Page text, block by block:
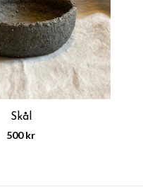
Skål
500 kr